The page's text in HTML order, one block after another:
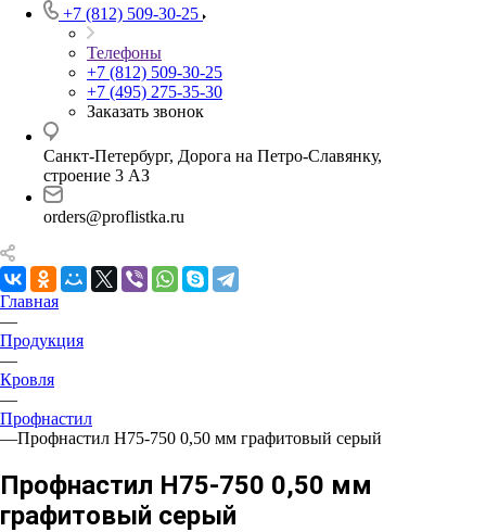
+7 (812) 509-30-25
Телефоны
+7 (812) 509-30-25
+7 (495) 275-35-30
Заказать звонок
Санкт-Петербург, Дорога на Петро-Славянку,
строение 3 АЗ
orders@proflistka.ru
Главная
—
Продукция
—
Кровля
—
Профнастил
—Профнастил Н75-750 0,50 мм графитовый серый
Профнастил Н75-750 0,50 мм
графитовый серый